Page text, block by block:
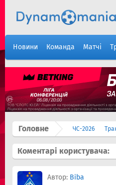
Новини Команда Матчі
Головне ЧС-2026
Коментарі користувача:
Автор: Biba